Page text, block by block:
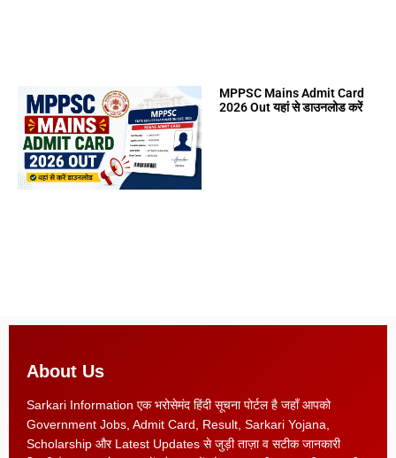
MPPSC Mains Admit Card
2026 Out यहां से डाउनलोड करें
About Us
Sarkari Information एक भरोसेमंद हिंदी सूचना पोर्टल है जहाँ आपको
Government Jobs, Admit Card, Result, Sarkari Yojana,
Scholarship और Latest Updates से जुड़ी ताज़ा व सटीक जानकारी